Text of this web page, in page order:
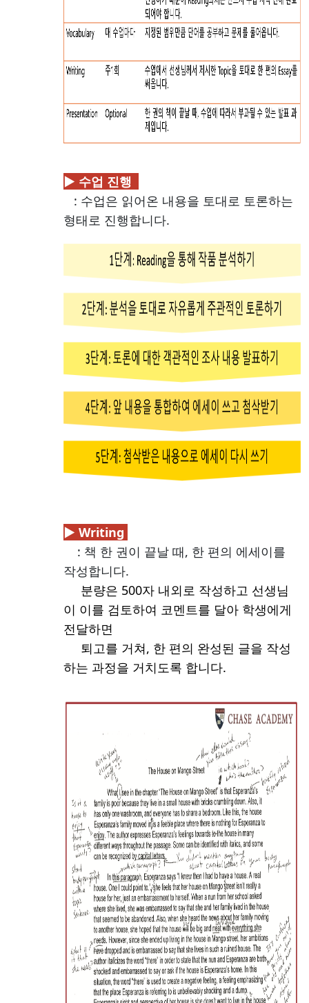
▶ 수업 진행
: 수업은 읽어온 내용을 토대로 토론하는
형태로 진행합니다.
▶ Writing
: 책 한 권이 끝날 때, 한 편의 에세이를
작성합니다.
분량은 500자 내외로 작성하고 선생님
이 이를 검토하여 코멘트를 달아 학생에게
전달하면
퇴고를 거쳐, 한 편의 완성된 글을 작성
하는 과정을 거치도록 합니다.